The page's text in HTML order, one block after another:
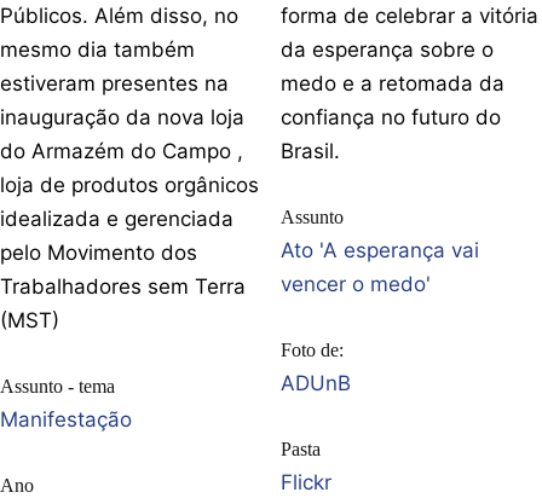
Públicos. Além disso, no
mesmo dia também
estiveram presentes na
inauguração da nova loja
do Armazém do Campo ,
loja de produtos orgânicos
idealizada e gerenciada
pelo Movimento dos
Trabalhadores sem Terra
(MST)
Assunto - tema
Manifestação
Ano
forma de celebrar a vitória
da esperança sobre o
medo e a retomada da
confiança no futuro do
Brasil.
Assunto
Ato 'A esperança vai
vencer o medo'
Foto de:
ADUnB
Pasta
Flickr